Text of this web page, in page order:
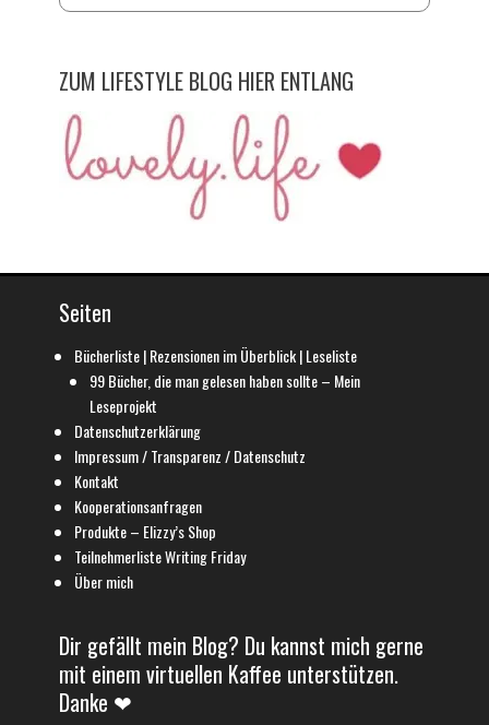
ZUM LIFESTYLE BLOG HIER ENTLANG
Seiten
Bücherliste | Rezensionen im Überblick | Leseliste
99 Bücher, die man gelesen haben sollte – Mein
Leseprojekt
Datenschutzerklärung
Impressum / Transparenz / Datenschutz
Kontakt
Kooperationsanfragen
Produkte – Elizzy’s Shop
Teilnehmerliste Writing Friday
Über mich
Dir gefällt mein Blog? Du kannst mich gerne
mit einem virtuellen Kaffee unterstützen.
Danke ❤